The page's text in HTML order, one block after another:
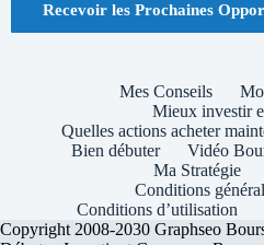
Recevoir les Prochaines
Mes Conseils
Mieux investir
Quelles actions acheter
Bien débuter
Vidéo
Ma Stratégie
Conditions
Conditions d’utilisation
Copyright 2008-2030 Graphseo